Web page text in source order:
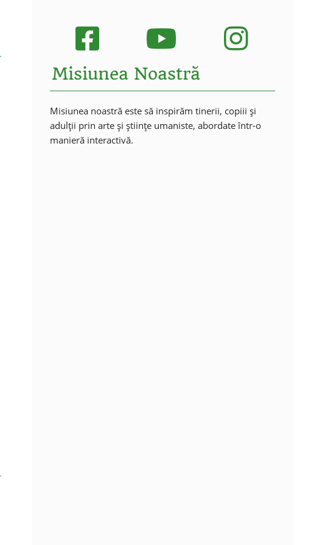
Misiunea Noastră
Misiunea noastră este să inspirăm tinerii, copiii și
adulții prin arte și științe umaniste, abordate într-o
manieră interactivă.